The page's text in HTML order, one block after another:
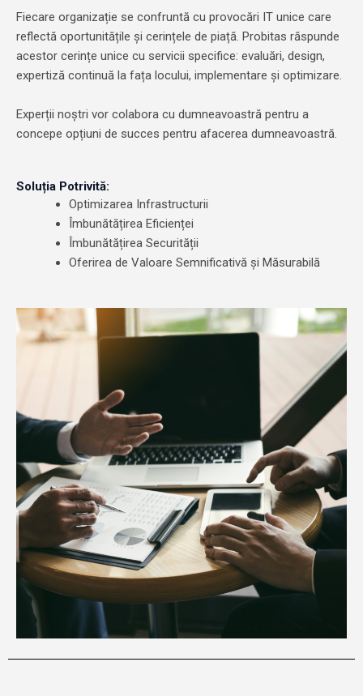
Fiecare organizație se confruntă cu provocări IT unice care
reflectă oportunitățile și cerințele de piață. Probitas răspunde
acestor cerințe unice cu servicii specifice: evaluări, design,
expertiză continuă la fața locului, implementare și optimizare.
Experții noștri vor colabora cu dumneavoastră pentru a
concepe opțiuni de succes pentru afacerea dumneavoastră.
Soluția Potrivită:
Optimizarea Infrastructurii
Îmbunătățirea Eficienței
Îmbunătățirea Securității
Oferirea de Valoare Semnificativă și Măsurabilă